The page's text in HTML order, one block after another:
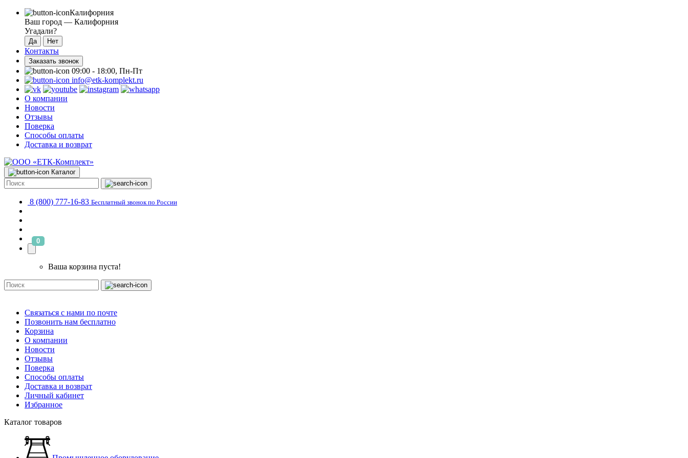
Калифорния
Ваш город — Калифорния
Угадали?
Контакты
Заказать звонок
09:00 - 18:00, Пн-Пт
info@etk-komplekt.ru
О компании
Новости
Отзывы
Поверка
Способы оплаты
Доставка и возврат
Каталог
8 (800) 777-16-83 Бесплатный звонок по России
0
Ваша корзина пуста!
Связаться с нами по почте
Позвонить нам бесплатно
Корзина
О компании
Новости
Отзывы
Поверка
Способы оплаты
Доставка и возврат
Личный кабинет
Избранное
Каталог товаров